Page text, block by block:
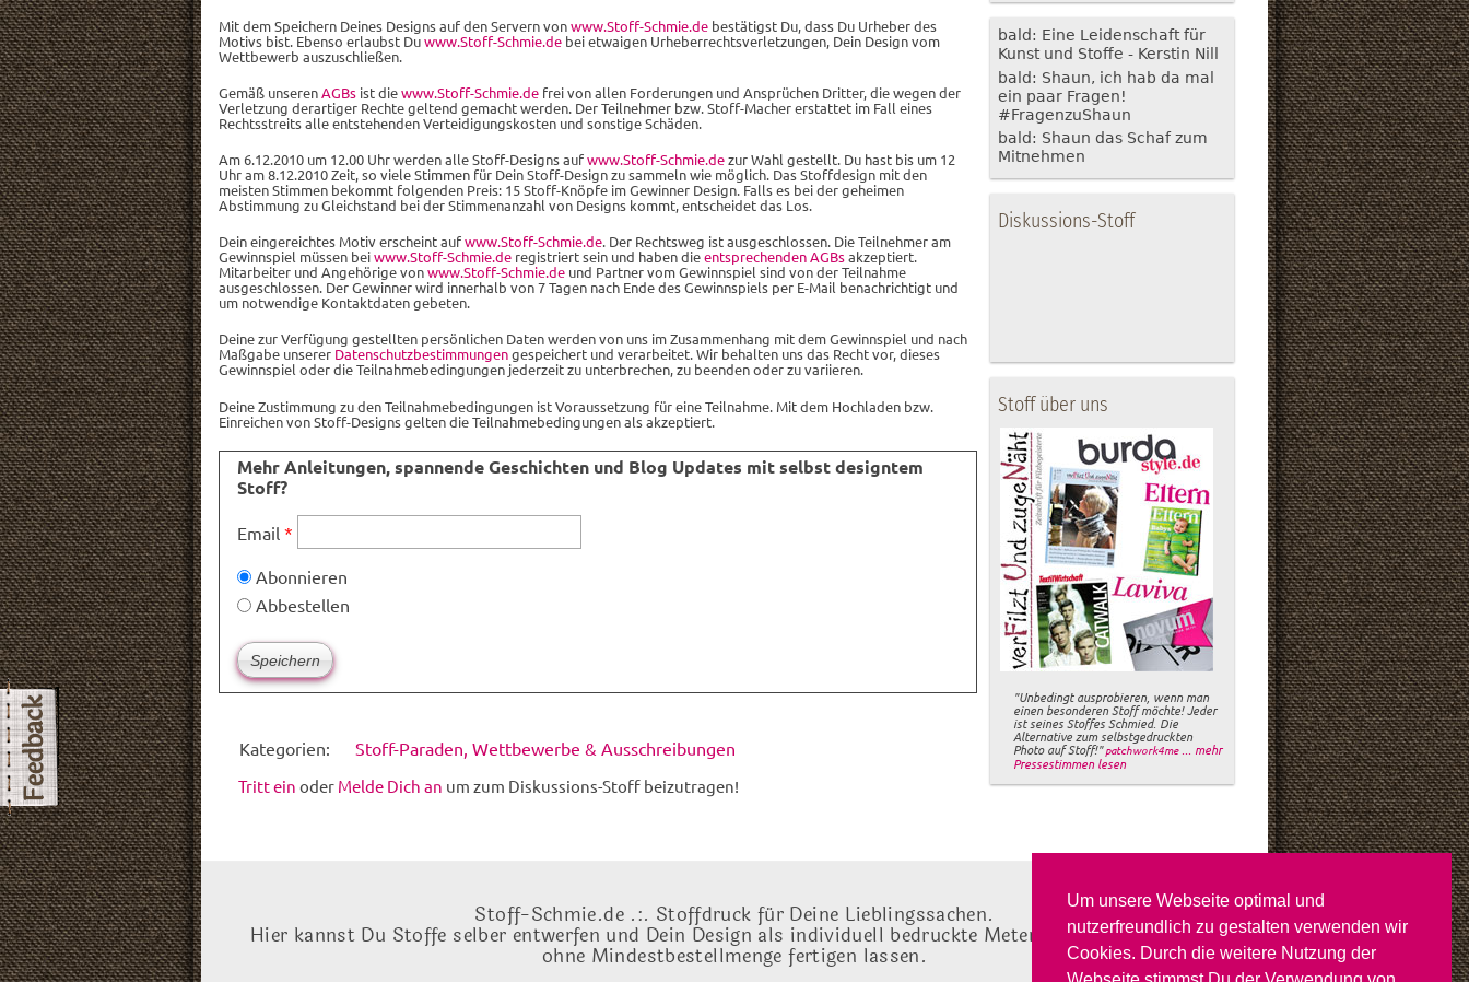
Um unsere Webseite optimal und
nutzerfreundlich zu gestalten verwenden wir
Cookies. Durch die weitere Nutzung der
Mit dem Speichern Deines Designs auf den Servern vonwww.Stoff-Schmie.debestätigst Du, dass Du Urheber des
Motivs bist. Ebenso erlaubst Duwww.Stoff-Schmie.debei etwaigen Urheberrechtsverletzungen, Dein Design vom
Wettbewerb auszuschließen.
Gemäß unserenAGBsist diewww.Stoff-Schmie.defrei von allen Forderungen und Ansprüchen Dritter, die wegen der
Verletzung derartiger Rechte geltend gemacht werden. Der Teilnehmer bzw. Stoff-Macher erstattet im Fall eines
Rechtsstreits alle entstehenden Verteidigungskosten und sonstige Schäden.
Am 6.12.2010 um 12.00 Uhr werden alle Stoff-Designs aufwww.Stoff-Schmie.dezur Wahl gestellt. Du hast bis um 12
Uhr am 8.12.2010 Zeit, so viele Stimmen für Dein Stoff-Design zu sammeln wie möglich. Das Stoffdesign mit den
meisten Stimmen bekommt folgenden Preis: 15 Stoff-Knöpfe im Gewinner Design. Falls es bei der geheimen
Abstimmung zu Gleichstand bei der Stimmenanzahl von Designs kommt, entscheidet das Los.
Dein eingereichtes Motiv erscheint aufwww.Stoff-Schmie.de. Der Rechtsweg ist ausgeschlossen. Die Teilnehmer am
Gewinnspiel müssen beiwww.Stoff-Schmie.deregistriert sein und haben dieentsprechenden AGBsakzeptiert.
Mitarbeiter und Angehörige vonwww.Stoff-Schmie.deund Partner vom Gewinnspiel sind von der Teilnahme
ausgeschlossen. Der Gewinner wird innerhalb von 7 Tagen nach Ende des Gewinnspiels per E-Mail benachrichtigt und
um notwendige Kontaktdaten gebeten.
Deine zur Verfügung gestellten persönlichen Daten werden von uns im Zusammenhang mit dem Gewinnspiel und nach
Maßgabe unserer Datenschutzbestimmungengespeichert und verarbeitet. Wir behalten uns das Recht vor, dieses
Gewinnspiel oder die Teilnahmebedingungen jederzeit zu unterbrechen, zu beenden oder zu variieren.
Deine Zustimmung zu den Teilnahmebedingungen ist Voraussetzung für eine Teilnahme. Mit dem Hochladen bzw.
Einreichen von Stoff-Designs gelten die Teilnahmebedingungen als akzeptiert.
Mehr Anleitungen, spannende Geschichten und Blog Updates mit selbst designtem
Stoff?
Email *
Abonnieren
Abbestellen
Kategorien: Stoff-Paraden, Wettbewerbe & Ausschreibungen
Tritt ein oder Melde Dich an um zum Diskussions-Stoff beizutragen!
bald: Eine Leidenschaft für
Kunst und Stoffe - Kerstin Nill
bald: Shaun, ich hab da mal
ein paar Fragen!
#FragenzuShaun
bald: Shaun das Schaf zum
Mitnehmen
Diskussions-Stoff
Stoff über uns
"Unbedingt ausprobieren, wenn man
einen besonderen Stoff möchte! Jeder
ist seines Stoffes Schmied. Die
Alternative zum selbstgedruckten
Photo auf Stoff!"patchwork4me ... mehr
Pressestimmen lesen
Stoff-Schmie.de .:. Stoffdruck für Deine Lieblingssachen.
Hier kannst Du Stoffe selber entwerfen und Dein Design als individuell bedruckte Meterware in Deutschland
ohne Mindestbestellmenge fertigen lassen.